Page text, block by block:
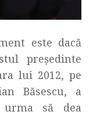
este dacă
președinte
lui 2012, pe
Băsescu, a
să dea